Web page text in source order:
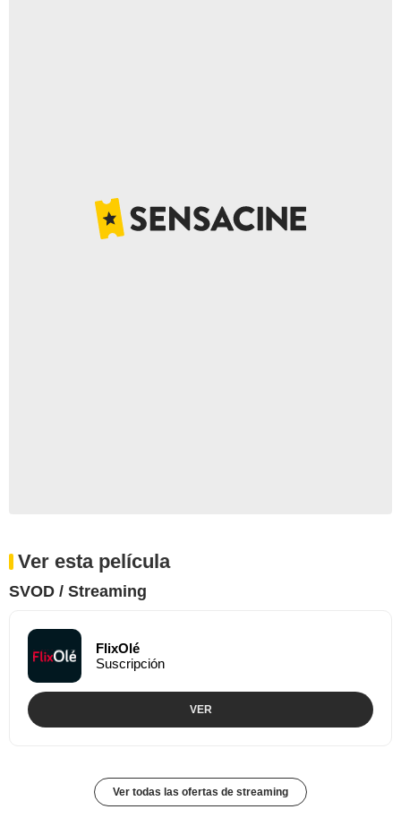
Ver esta película
SVOD / Streaming
FlixOlé
Suscripción
VER
Ver todas las ofertas de streaming